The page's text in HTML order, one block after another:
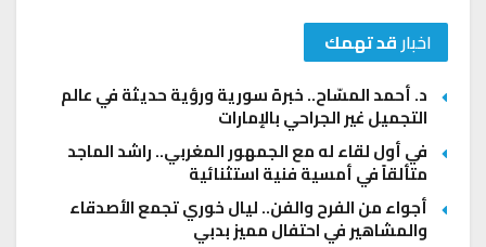
اخبارقد تهمك
د. أحمد المسّاح.. خبرة سورية ورؤية حديثة في عالم
التجميل غير الجراحي بالإمارات
في أول لقاء له مع الجمهور المغربي.. راشد الماجد
متألقاً في أمسية فنية استثنائية
أجواء من الفرح والفن.. ليال خوري تجمع الأصدقاء
والمشاهير في احتفال مميز بدبي